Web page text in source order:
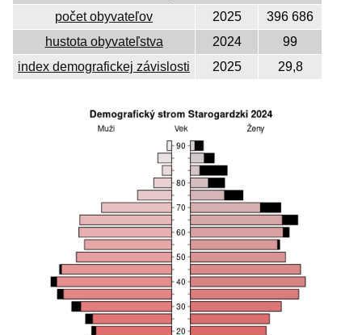
počet obyvateľov
2025
396 686
hustota obyvateľstva
2024
99
index demografickej závislosti
2025 29,8